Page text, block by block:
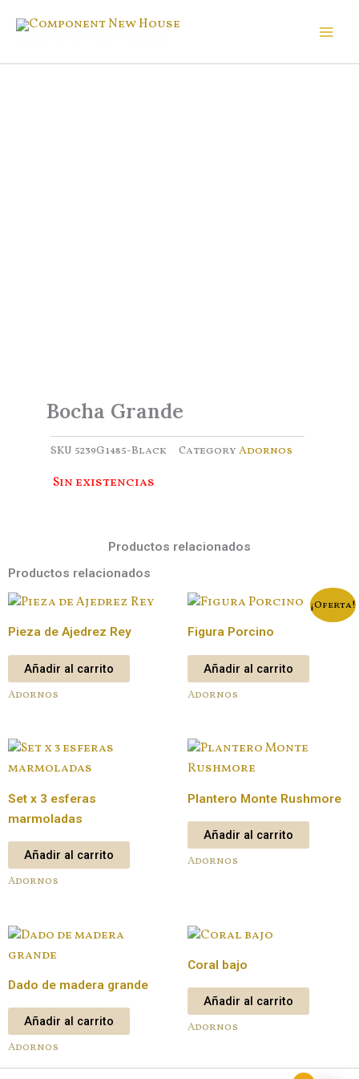
Bocha Grande
SKU 5239G1485-Black Category Adornos
Sin existencias
Productos relacionados
Productos relacionados
Pieza de Ajedrez Rey
Añadir al carrito
Adornos
¡Oferta!
Figura Porcino
Añadir al carrito
Adornos
Set x 3 esferas
marmoladas
Añadir al carrito
Adornos
Plantero Monte Rushmore
Añadir al carrito
Adornos
Dado de madera grande
Añadir al carrito
Adornos
Coral bajo
Añadir al carrito
Adornos